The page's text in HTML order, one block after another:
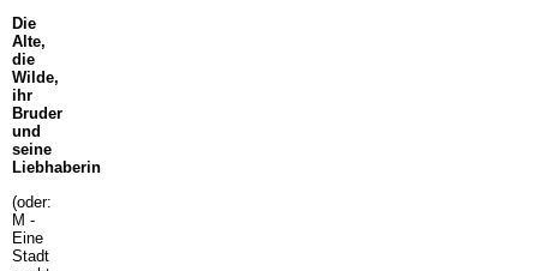
Die
Alte,
die
Wilde,
ihr
Bruder
und
seine
Liebhaberin
(oder:
M -
Eine
Stadt